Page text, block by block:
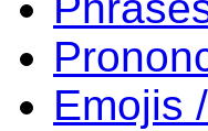
Emojis